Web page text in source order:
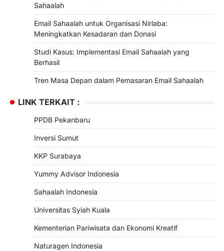
Sahaalah
Email Sahaalah untuk Organisasi Nirlaba:
Meningkatkan Kesadaran dan Donasi
Studi Kasus: Implementasi Email Sahaalah yang
Berhasil
Tren Masa Depan dalam Pemasaran Email Sahaalah
LINK TERKAIT :
PPDB Pekanbaru
Inversi Sumut
KKP Surabaya
Yummy Advisor Indonesia
Sahaalah Indonesia
Universitas Syiah Kuala
Kementerian Pariwisata dan Ekonomi Kreatif
Naturagen Indonesia